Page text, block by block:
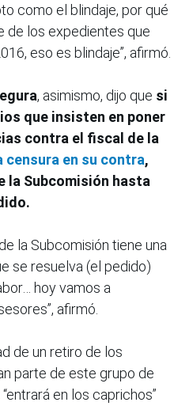
como el blindaje, por qué
de los expedientes que
eso es blindaje”, afirmó.
, asimismo, dijo que si
que insisten en poner
contra el fiscal de la
censura en su contra,
la Subcomisión hasta
la Subcomisión tiene una
se resuelva (el pedido)
hoy vamos a
afirmó.
de un retiro de los
parte de este grupo de
en los caprichos”